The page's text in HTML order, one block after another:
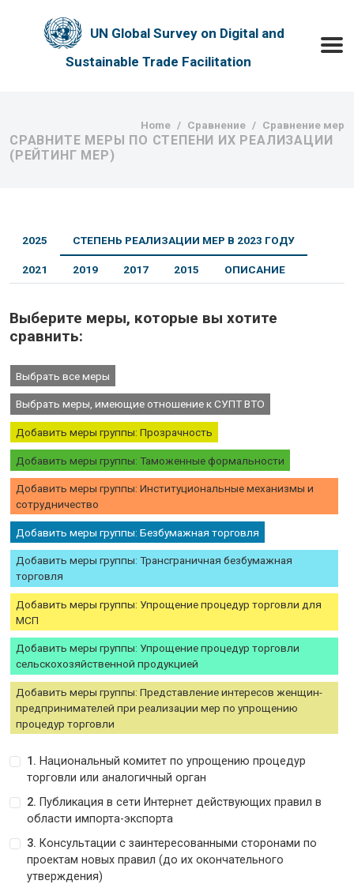
UN Global Survey on Digital and
Sustainable Trade Facilitation
Breadcrumb
Home Сравнение Сравнение мер
СРАВНИТЕ МЕРЫ ПО СТЕПЕНИ ИХ РЕАЛИЗАЦИИ
(РЕЙТИНГ МЕР)
2025 СТЕПЕНЬ РЕАЛИЗАЦИИ МЕР В 2023 ГОДУ
2021 2019 2017 2015 ОПИСАНИЕ
Выберите меры, которые вы хотите
сравнить:
Выбрать все меры
Выбрать меры, имеющие отношение к СУПТ ВТО
Добавить меры группы: Прозрачность
Добавить меры группы: Таможенные формальности
Добавить меры группы: Институциональные механизмы и
сотрудничество
Добавить меры группы: Безбумажная торговля
Добавить меры группы: Трансграничная безбумажная
торговля
Добавить меры группы: Упрощение процедур торговли для
МСП
Добавить меры группы: Упрощение процедур торговли
сельскохозяйственной продукцией
Добавить меры группы: Представление интересов женщин-
предпринимателей при реализации мер по упрощению
процедур торговли
1. Национальный комитет по упрощению процедур
торговли или аналогичный орган
2. Публикация в сети Интернет действующих правил в
области импорта-экспорта
3. Консультации с заинтересованными сторонами по
проектам новых правил (до их окончательного
утверждения)